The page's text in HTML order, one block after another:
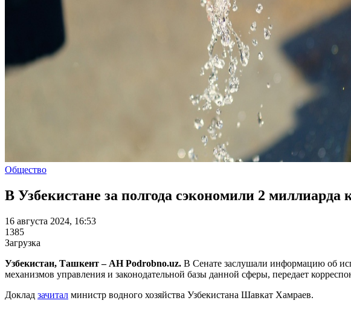
Общество
В Узбекистане за полгода сэкономили 2
16 августа 2024, 16:53
1385
Загрузка
Узбекистан, Ташкент – АН Podrobno.uz. В Сенате заслушали информацию об
механизмов управления и законодательной базы данной сферы, передает
Доклад зачитал министр водного хозяйства Узбекистана Шавкат Хамраев.